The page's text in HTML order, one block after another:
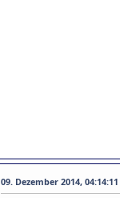
09. Dezember 2014, 04:14:11